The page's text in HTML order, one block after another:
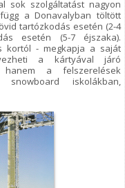
sok szolgáltatást nagyon
a Donavalyban töltött
tartózkodás esetén (2-4
esetén (5-7 éjszaka).
kortól - megkapja a saját
a kártyával járó
hanem a felszerelések
iskolákban,